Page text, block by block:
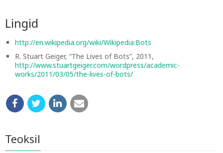
Lingid
http://en.wikipedia.org/wiki/Wikipedia:Bots
R. Stuart Geiger, “The Lives of Bots”, 2011,
http://www.stuartgeiger.com/wordpress/academic-
works/2011/03/05/the-lives-of-bots/
Teoksil